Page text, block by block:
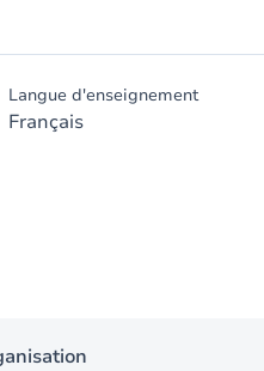
Langue d'enseignement
Français